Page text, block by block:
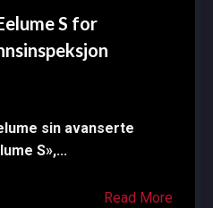
S for
sin avanserte
S»,...
Read More